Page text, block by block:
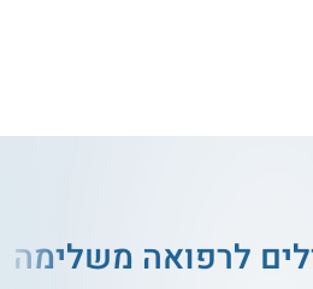
לרפואה משלימה